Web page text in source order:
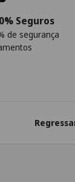
Seguros
de segurança